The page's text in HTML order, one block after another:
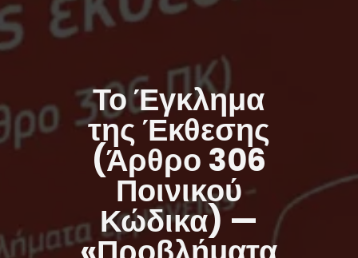
Το Έγκλημα
της Έκθεσης
(Άρθρο 306
Ποινικού
Κώδικα) —